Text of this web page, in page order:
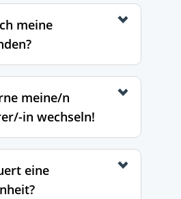
meine
meine/n
in wechseln!
eine